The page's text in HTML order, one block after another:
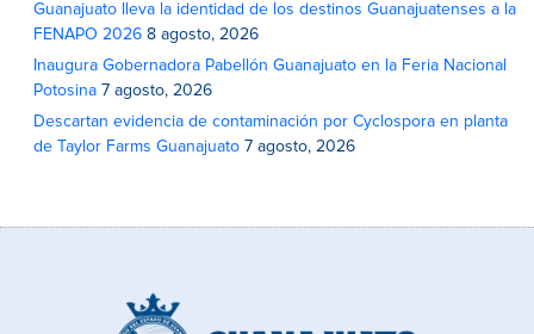
Guanajuato lleva la identidad de los destinos Guanajuatenses a la
FENAPO 2026 8 agosto, 2026
Inaugura Gobernadora Pabellón Guanajuato en la Feria Nacional
Potosina 7 agosto, 2026
Descartan evidencia de contaminación por Cyclospora en planta
de Taylor Farms Guanajuato 7 agosto, 2026